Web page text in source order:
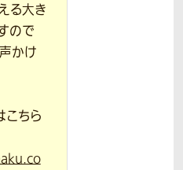
る大き
ので
かけ
こちら